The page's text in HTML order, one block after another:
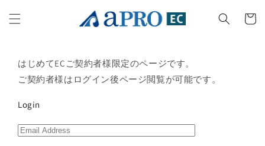
content
Cart
はじめてECご契約者様限定のページです。
ご契約者様はログイン後ページ閲覧が可能です。
Login